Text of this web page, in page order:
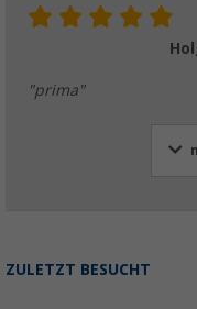
"prima"
ZULETZT BESUCHT